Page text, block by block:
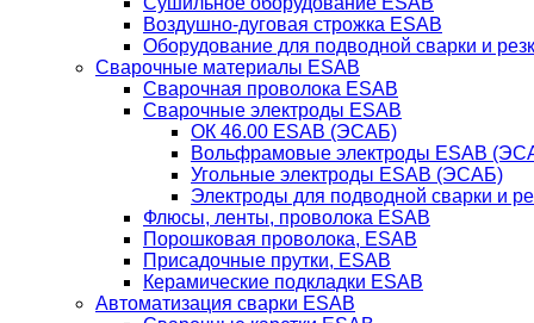
Воздушно-дуговая строжка ESAB
Оборудование для подводной сварки и
Сварочные материалы ESAB
Сварочная проволока ESAB
Сварочные электроды ESAB
ОК 46.00 ESAB (ЭСАБ)
Вольфрамовые электроды ESAB
Угольные электроды ESAB (ЭСАБ)
Электроды для подводной сварки и
Флюсы, ленты, проволока ESAB
Порошковая проволока, ESAB
Присадочные прутки, ESAB
Керамические подкладки ESAB
Автоматизация сварки ESAB